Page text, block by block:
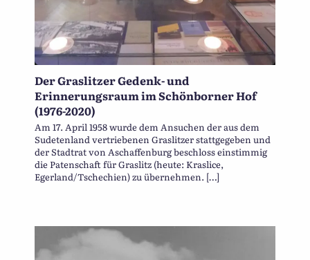
Der Graslitzer Gedenk- und
Erinnerungsraum im Schönborner Hof
(1976-2020)
Am 17. April 1958 wurde dem Ansuchen der aus dem
Sudetenland vertriebenen Graslitzer stattgegeben und
der Stadtrat von Aschaffenburg beschloss einstimmig
die Patenschaft für Graslitz (heute: Kraslice,
Egerland/Tschechien) zu übernehmen. […]